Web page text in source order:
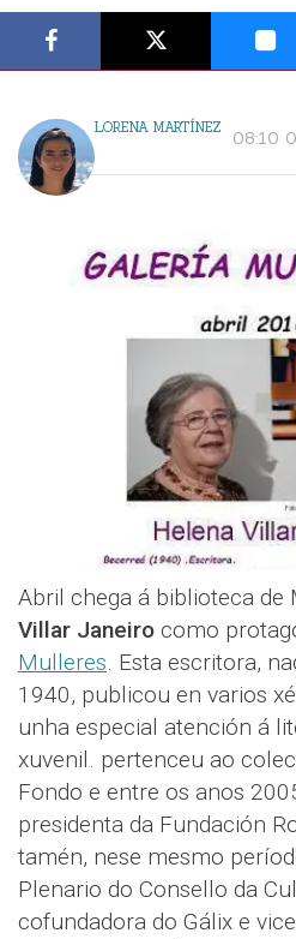
LORENA MARTÍNEZ 08:10
Abril chega á biblioteca de
Villar Janeiro como
Mulleres. Esta escritora,
1940, publicou en varios
unha especial atención á
xuvenil. pertenceu ao
Fondo e entre os anos
presidenta da Fundación
tamén, nese mesmo
Plenario do Consello da
cofundadora do Gálix e